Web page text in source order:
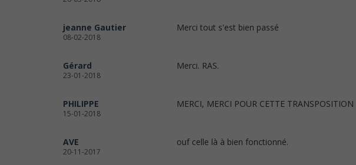
jeanne Gautier
08-02-2018
Merci tout s'est bien passé
Gérard
23-01-2018
Merci. RAS.
PHILIPPE
15-01-2018
MERCI, MERCI POUR CETTE TRANSPOSITION
AVE
20-11-2017
ouf celle là à bien fonctionné.